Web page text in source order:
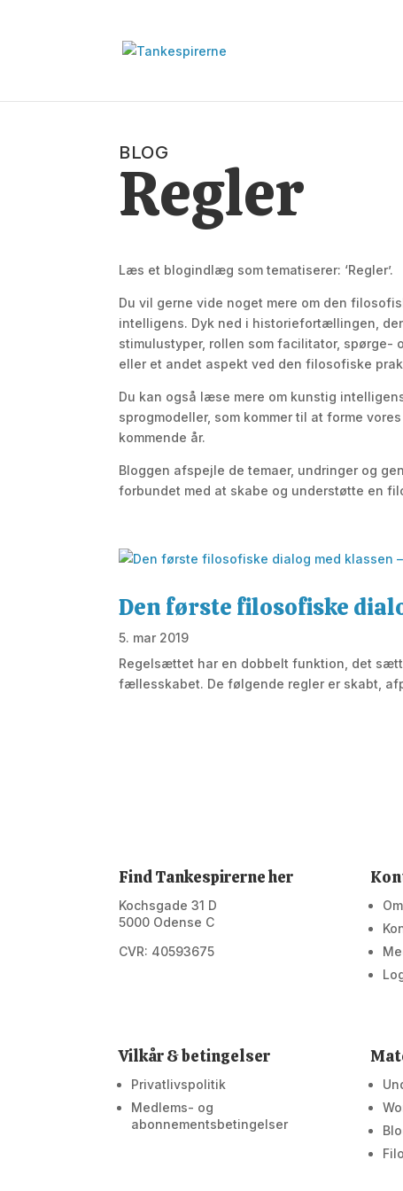
BLOG
Regler
Læs et blogindlæg som tematiserer: ‘Regler’.
Du vil gerne vide noget mere om den
intelligens. Dyk ned i historiefortællingen,
stimulustyper, rollen som facilitator, spørge-
eller et andet aspekt ved den filosofiske
Du kan også læse mere om kunstig
sprogmodeller, som kommer til at forme
kommende år.
Bloggen afspejle de temaer, undringer og
forbundet med at skabe og understøtte en
Den første filosofiske
5. mar 2019
Regelsættet har en dobbelt funktion, det
fællesskabet. De følgende regler er skabt,
Find Tankespirerne her
Kochsgade 31 D
5000 Odense C
CVR: 40593675
Vilkår & betingelser
Privatlivspolitik
Medlems- og
abonnementsbetingelser